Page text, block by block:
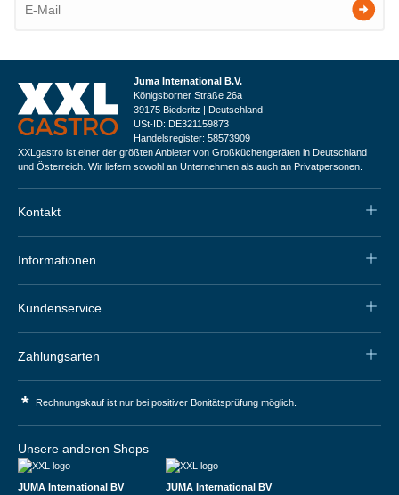
Juma International B.V.
Königsborner Straße 26a
39175 Biederitz | Deutschland
USt-ID: DE321159873
Handelsregister: 58573909
XXLgastro ist einer der größten Anbieter von Großküchengeräten in Deutschland
und Österreich. Wir liefern sowohl an Unternehmen als auch an Privatpersonen.
Kontakt
Informationen
Kundenservice
Zahlungsarten
* Rechnungskauf ist nur bei positiver Bonitätsprüfung möglich.
Unsere anderen Shops
JUMA International BV JUMA International BV